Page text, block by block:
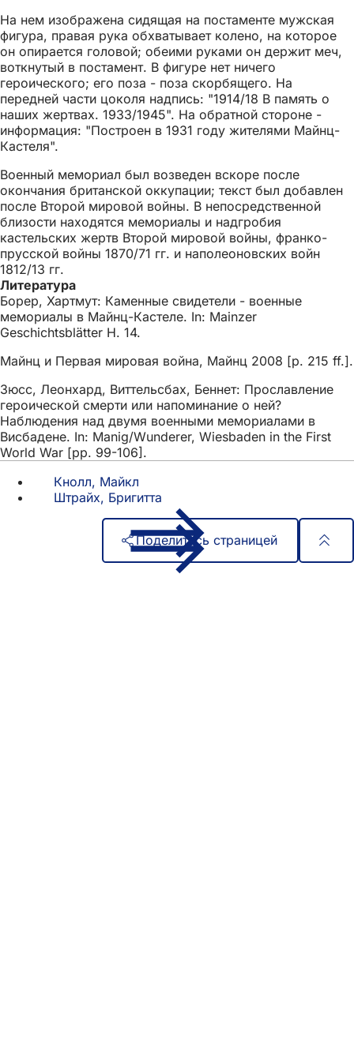
На нем изображена сидящая на постаменте мужская
фигура, правая рука обхватывает колено, на которое
он опирается головой; обеими руками он держит меч,
воткнутый в постамент. В фигуре нет ничего
героического; его поза - поза скорбящего. На
передней части цоколя надпись: "1914/18 В память о
наших жертвах. 1933/1945". На обратной стороне -
информация: "Построен в 1931 году жителями Майнц-
Кастеля".
Военный мемориал был возведен вскоре после
окончания британской оккупации; текст был добавлен
после Второй мировой войны. В непосредственной
близости находятся мемориалы и надгробия
кастельских жертв Второй мировой войны, франко-
прусской войны 1870/71 гг. и наполеоновских войн
1812/13 гг.
Литература
Борер, Хартмут: Каменные свидетели - военные
мемориалы в Майнц-Кастеле. In: Mainzer
Geschichtsblätter H. 14.
Майнц и Первая мировая война, Майнц 2008 [p. 215 ff.].
Зюсс, Леонхард, Виттельсбах, Беннет: Прославление
героической смерти или напоминание о ней?
Наблюдения над двумя военными мемориалами в
Висбадене. In: Manig/Wunderer, Wiesbaden in the First
World War [pp. 99-106].
Кнолл, Майкл
Штрайх, Бригитта
Поделитесь страницей